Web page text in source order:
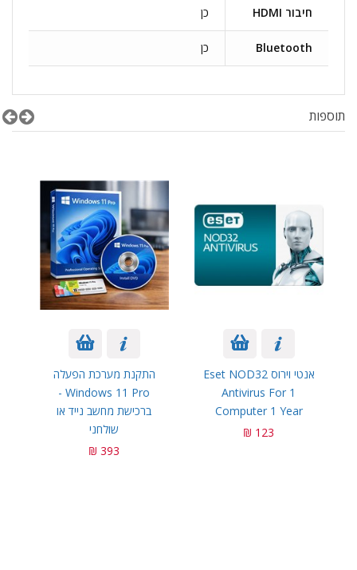
חיבור HDMI כן
Bluetooth כן
תוספות
התקנת מערכת הפעלה
Windows 11 Pro -
ברכישת מחשב נייד או
שולחני
393 ₪
אנטי וירוס Eset NOD32
Antivirus For 1
Computer 1 Year
123 ₪